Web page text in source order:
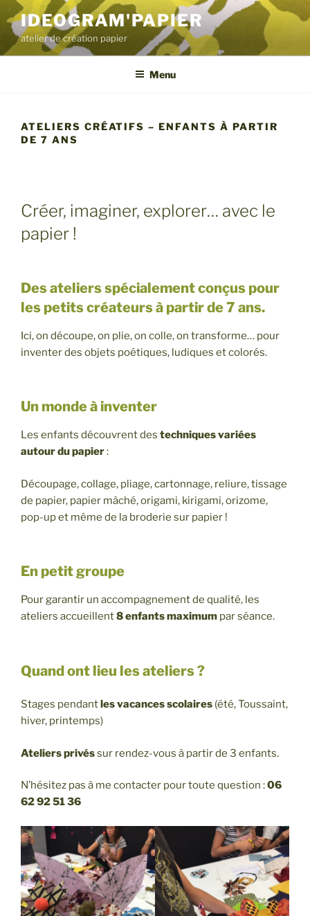
Aller
au
contenu
principal
IDEOGRAM'PAPIER
atelier de création papier
Menu
ATELIERS CRÉATIFS – ENFANTS À PARTIR
DE 7 ANS
Créer, imaginer, explorer… avec le
papier !
Des ateliers spécialement conçus pour
les petits créateurs à partir de 7 ans.
Ici, on découpe, on plie, on colle, on transforme… pour
inventer des objets poétiques, ludiques et colorés.
Un monde à inventer
Les enfants découvrent des techniques variées
autour du papier:
Découpage, collage, pliage, cartonnage, reliure, tissage
de papier, papier mâché, origami, kirigami, orizome,
pop-up et même de la broderie sur papier !
En petit groupe
Pour garantir un accompagnement de qualité, les
ateliers accueillent8 enfants maximum par séance.
Quand ont lieu les ateliers ?
Stages pendantles vacances scolaires (été, Toussaint,
hiver, printemps)
Ateliers privéssur rendez-vous à partir de 3 enfants.
N’hésitez pas à me contacter pour toute question :06
62 92 51 36